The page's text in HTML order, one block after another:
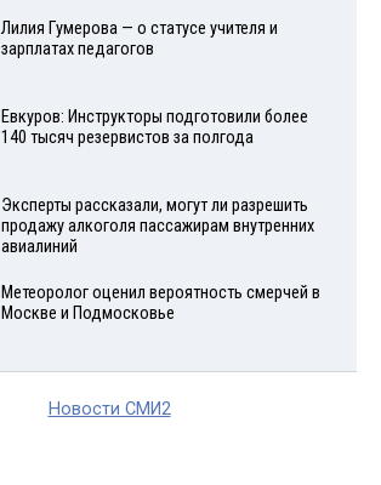
Лилия Гумерова — о статусе учителя и
зарплатах педагогов
Евкуров: Инструкторы подготовили более
140 тысяч резервистов за полгода
Эксперты рассказали, могут ли разрешить
продажу алкоголя пассажирам внутренних
авиалиний
Метеоролог оценил вероятность смерчей в
Москве и Подмосковье
Новости СМИ2